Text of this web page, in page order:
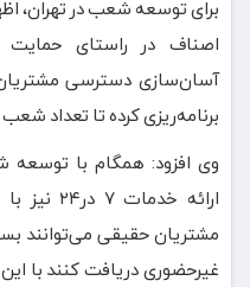
برای توسعه شعب در تهران،
اصناف در راستای
آسان‌سازی دسترسی
برنامه‌ریزی کرده تا تعداد
وی افزود: همگام با توسعه
ارائه
مشتریان حقیقی می‌توانند
غیرحضوری دریافت کنند با